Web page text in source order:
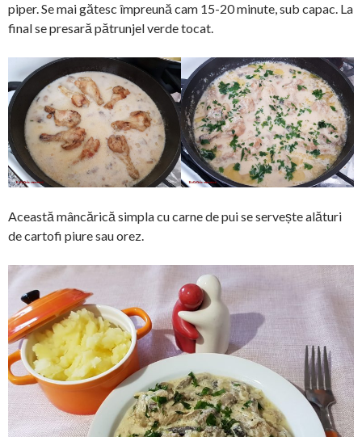
piper. Se mai gătesc împreună cam 15-20 minute, sub capac. La
final se presară pătrunjel verde tocat.
Această mâncărică simpla cu carne de pui se servește alături
de cartofi piure sau orez.